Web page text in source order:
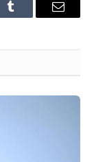
Tumblr Email